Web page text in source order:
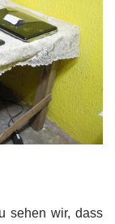
sehen wir, dass